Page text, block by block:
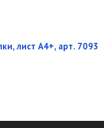
лист А4+, арт. 7093